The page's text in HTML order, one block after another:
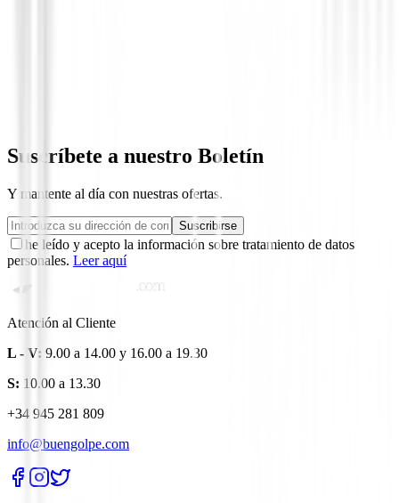
Suscríbete a nuestro Boletín
Y mantente al día con nuestras ofertas.
Suscribirse
he leído y acepto la información sobre tratamiento de datos
personales. Leer aquí
Atención al Cliente
L - V: 9.00 a 14.00 y 16.00 a 19.30
S: 10.00 a 13.30
+34 945 281 809
info@buengolpe.com